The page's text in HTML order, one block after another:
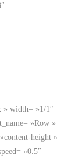
» width= »1/1″
»Row »
height »
»0.5″